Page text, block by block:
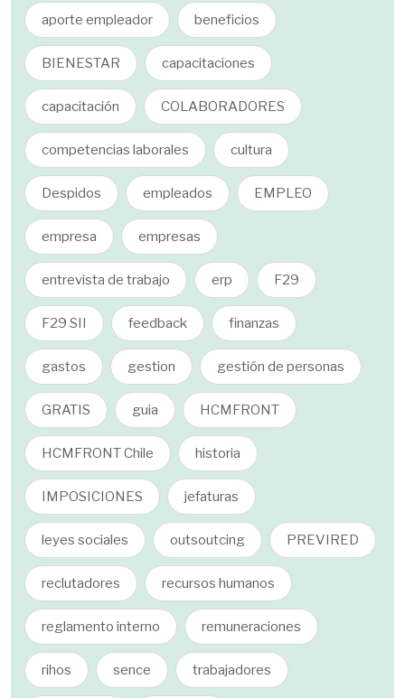
aporte empleador beneficios
BIENESTAR capacitaciones
capacitación COLABORADORES
competencias laborales cultura
Despidos empleados EMPLEO
empresa empresas
entrevista de trabajo erp F29
F29 SII feedback finanzas
gastos gestion gestión de personas
GRATIS guia HCMFRONT
HCMFRONT Chile historia
IMPOSICIONES jefaturas
leyes sociales outsoutcing PREVIRED
reclutadores recursos humanos
reglamento interno remuneraciones
rihos sence trabajadores